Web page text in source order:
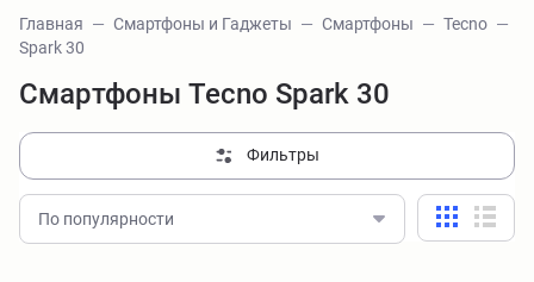
Главная Смартфоны и Гаджеты Смартфоны
Tecno
Spark 30
Смартфоны Tecno Spark 30
Фильтры
По популярности